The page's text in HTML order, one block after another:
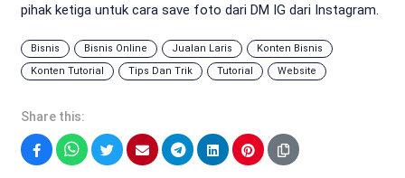
pihak ketiga untuk cara save foto dari DM IG dari Instagram.
Bisnis Bisnis Online Jualan Laris
Konten Bisnis
Konten Tutorial
Tips Dan Trik Tutorial Website
Share this: